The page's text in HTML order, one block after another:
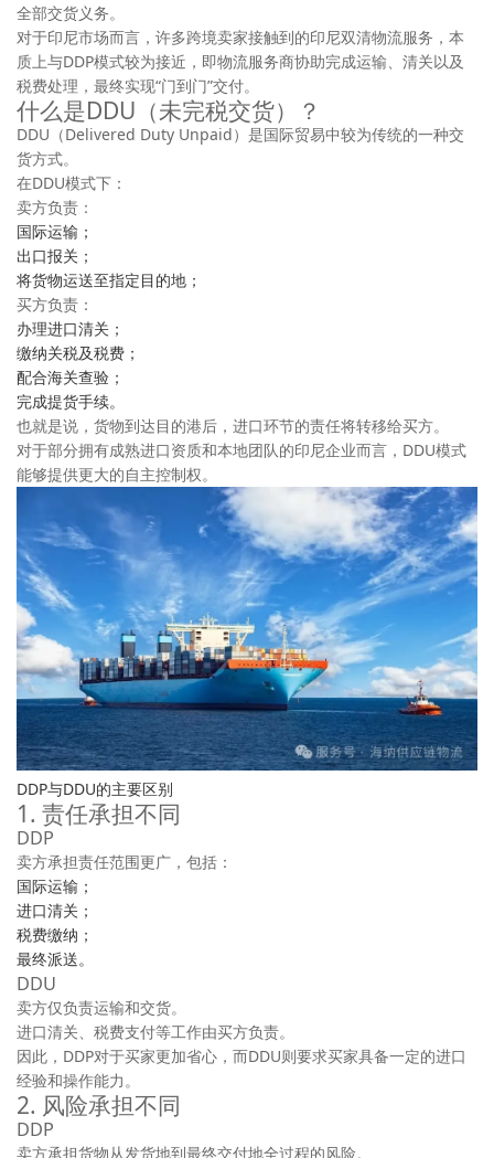
全部交货义务。
对于印尼市场而言，许多跨境卖家接触到的印尼双清物流服务，本
质上与DDP模式较为接近，即物流服务商协助完成运输、清关以及
税费处理，最终实现“门到门”交付。
什么是DDU（未完税交货）？
DDU（Delivered Duty Unpaid）是国际贸易中较为传统的一种交
货方式。
在DDU模式下：
卖方负责：
国际运输；
出口报关；
将货物运送至指定目的地；
买方负责：
办理进口清关；
缴纳关税及税费；
配合海关查验；
完成提货手续。
也就是说，货物到达目的港后，进口环节的责任将转移给买方。
对于部分拥有成熟进口资质和本地团队的印尼企业而言，DDU模式
能够提供更大的自主控制权。
DDP与DDU的主要区别
1. 责任承担不同
DDP
卖方承担责任范围更广，包括：
国际运输；
进口清关；
税费缴纳；
最终派送。
DDU
卖方仅负责运输和交货。
进口清关、税费支付等工作由买方负责。
因此，DDP对于买家更加省心，而DDU则要求买家具备一定的进口
经验和操作能力。
2. 风险承担不同
DDP
卖方承担货物从发货地到最终交付地全过程的风险。